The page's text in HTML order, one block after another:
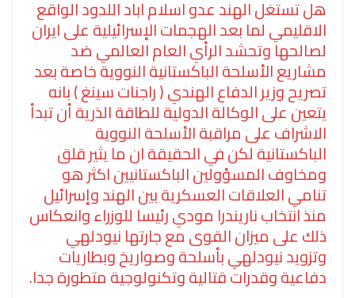
هل تستغل الهند عدو اسلام اباد اللدود الواقع
الاقليمي لما بعد الهجمات الإسرائيلية على ايران
لصالحها وتحشد الرأي العام العالمي ضد
مشاريع الأسلحة الباكستانية النووية خاصة بعد
تصريح وزير الدفاع الهندي ( راجنات سينغ ) بانه
يتعين على الوكالة الدولية للطاقة الذرية أن تبدأ
الاشراف على مراقبة الأسلحة النووية
الباكستانية لكن في الحقيقة ان ما يثير قلق
ومخاوف المسؤولين الباكستانيين اكثر هو
تنامي العلاقات العسكرية بين الهند وإسرائيل
منذ انتخاب ناريندرا مودي رئيسا للوزراء وانعكاس
ذلك على ميزان القوى مع جارتها نيودلهي
وتزويد نيودلهي بأسلحة وصواريخ وبطاريات
دفاعية وقدرات قتالية وتكنولوجية متطورة جدا.